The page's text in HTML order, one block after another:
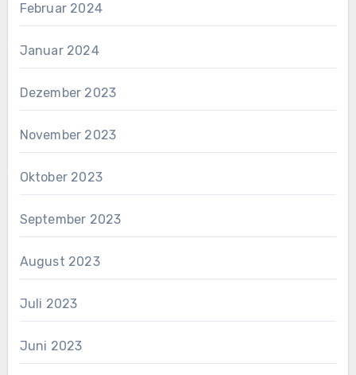
Februar 2024
Januar 2024
Dezember 2023
November 2023
Oktober 2023
September 2023
August 2023
Juli 2023
Juni 2023